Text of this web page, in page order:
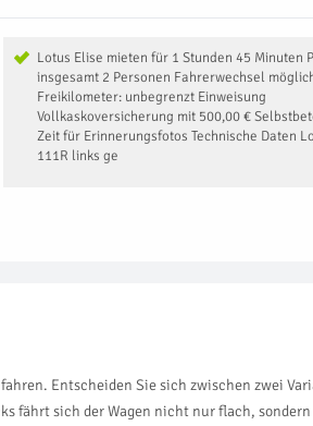
Lotus Elise mieten für 1 Stunden 45 Minuten
insgesamt 2 Personen Fahrerwechsel
Freikilometer: unbegrenzt Einweisung
Vollkaskoversicherung mit 500,00 €
Zeit für Erinnerungsfotos Technische Daten
111R links ge
Entscheiden Sie sich zwischen zwei
fährt sich der Wagen nicht nur flach,